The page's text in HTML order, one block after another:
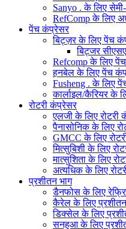
Sanyo . के लिए
RefComp के लिए
पेंच कंप्रेसर
बिट्ज़र के लिए पेंच
बिट्जर
Refcomp के लिए
हनबेल के लिए पेंच
Fusheng . के लिए
कार्लाइल/कैरियर के
रोटरी कंप्रेसर
एलजी के लिए रोटरी
पैनासोनिक के लिए
GMCC के लिए
मित्सुबिशी के लिए
मात्सुशिता के लिए
अत्यधिक के लिए
प्रशीतन भाग
डैनफोस के लिए
कैरेल के लिए
डिक्सेल के लिए
सनहुआ के लिए